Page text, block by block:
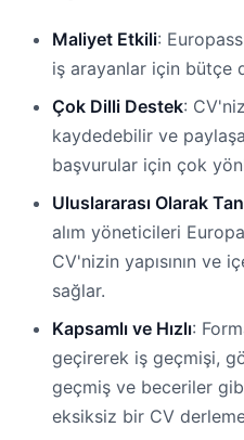
Maliyet Etkili:
iş arayanlar için bütçe
Çok Dilli Destek:
kaydedebilir ve
başvurular için çok
Uluslararası Olarak
alım yöneticileri
CV'nizin yapısının ve
sağlar.
Kapsamlı ve Hızlı:
geçirerek iş geçmişi,
geçmiş ve beceriler
eksiksiz bir CV